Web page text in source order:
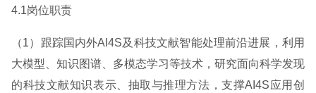
4.1岗位职责
（1）跟踪国内外AI4S及科技文献智能处理前沿进展，利用
大模型、知识图谱、多模态学习等技术，研究面向科学发现
的科技文献知识表示、抽取与推理方法，支撑AI4S应用创